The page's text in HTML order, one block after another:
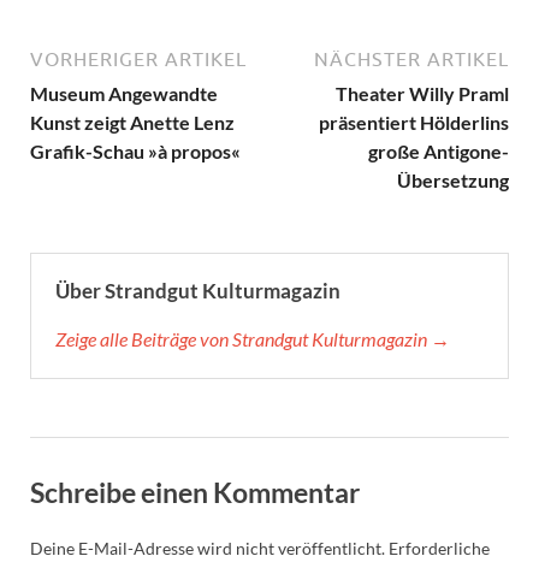
VORHERIGER ARTIKEL
Museum Angewandte
Kunst zeigt Anette Lenz
Grafik-Schau »à propos«
NÄCHSTER ARTIKEL
Theater Willy Praml
präsentiert Hölderlins
große Antigone-
Übersetzung
Über Strandgut Kulturmagazin
Zeige alle Beiträge von Strandgut Kulturmagazin →
Schreibe einen Kommentar
Deine E-Mail-Adresse wird nicht veröffentlicht. Erforderliche